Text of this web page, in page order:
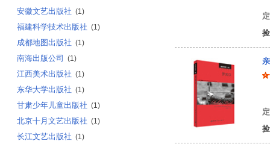
安徽文艺出版社 (1)
福建科学技术出版社 (1)
成都地图出版社 (1)
南海出版公司 (1)
江西美术出版社 (1)
东华大学出版社 (1)
甘肃少年儿童出版社 (1)
北京十月文艺出版社 (1)
长江文艺出版社 (1)